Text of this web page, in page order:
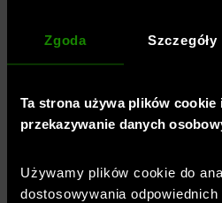
Zgoda Szczegóły
Ta strona używa plików cookie
przekazywanie danych
Używamy plików cookie do
dostosowywania
Damska bluza dresowa
nierozpinana z kapturem Under